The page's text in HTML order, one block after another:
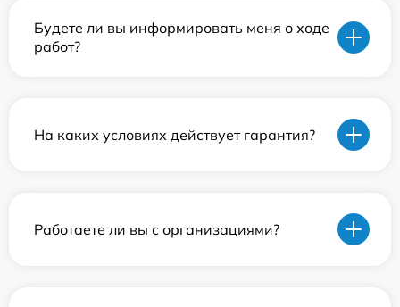
Будете ли вы информировать меня о ходе
работ?
На каких условиях действует гарантия?
Работаете ли вы с организациями?